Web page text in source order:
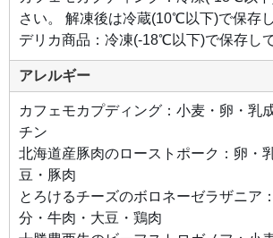
まし
た。
ラザ
ニア
生
地、
ボロ
ネー
ホワ
イト
ソー
ス、
モッ
ツァ
レラ
チー
ズが
幾層
にも
さい。 解凍後は冷蔵(10℃以下)で保存
デリカ商品：冷凍(-18℃以下)で保存し
アレルギー
カフェモカプディング：小麦・卵・乳
チン
北海道産豚肉のローストポーク：卵・
豆・豚肉
とろけるチーズのボロネーゼラザニア
分・牛肉・大豆・鶏肉